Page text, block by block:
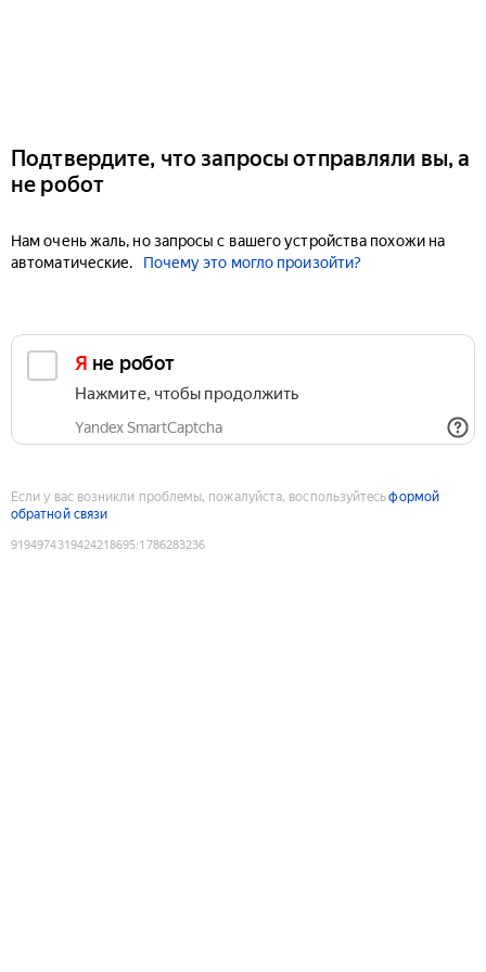
Подтвердите, что запросы отправляли вы, а
не робот
Нам очень жаль, но запросы с вашего устройства похожи на
автоматические.
Почему это могло произойти?
Я не робот
Нажмите, чтобы продолжить
Yandex SmartCaptcha
Если у вас возникли проблемы, пожалуйста, воспользуйтесьформой
обратной связи
9194974319424218695:1786283236